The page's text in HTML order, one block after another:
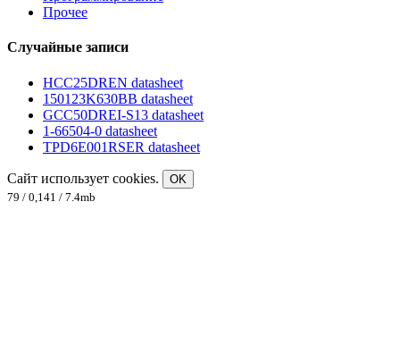
Прочее
Случайные записи
HCC25DREN datasheet
150123K630BB datasheet
GCC50DREI-S13 datasheet
1-66504-0 datasheet
TPD6E001RSER datasheet
Сайт использует cookies.
OK
79 / 0,141 / 7.4mb